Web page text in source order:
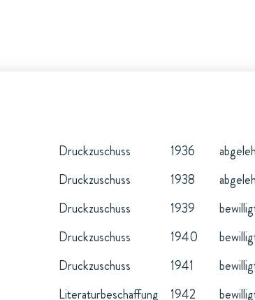
Druckzuschuss 1936
Druckzuschuss 1938
Druckzuschuss 1939
Druckzuschuss 1940
Druckzuschuss 1941
Literaturbeschaffung 1942